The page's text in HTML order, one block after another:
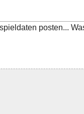
posten...